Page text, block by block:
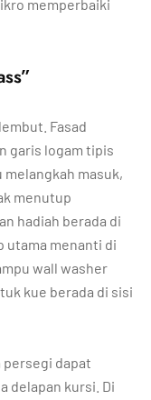
memperbaiki
Fasad
garis logam tipis
masuk,
menutup
hadiah berada di
utama menanti di
wall washer
kue berada di sisi
dapat
delapan kursi. Di